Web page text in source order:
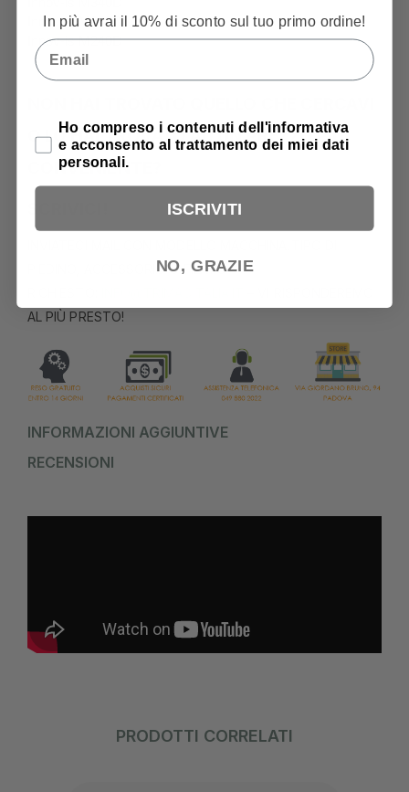
Innov-is M280D
Innov-is M240D
O LO HAI TROVATO AD UN PREZZO PIU’
CONVENIENTE?
PIEDINO, ACCESSORIO O FILATO
AL PIÙ PRESTO!
INFORMAZIONI AGGIUNTIVE
RECENSIONI
PRODOTTI CORRELATI
In più avrai il 10% di sconto sul tuo primo ordine!
Email
Privacy Policy
Ho compreso i contenuti dell'informativa
e acconsento al trattamento dei miei dati
personali.
ISCRIVITI
NO, GRAZIE